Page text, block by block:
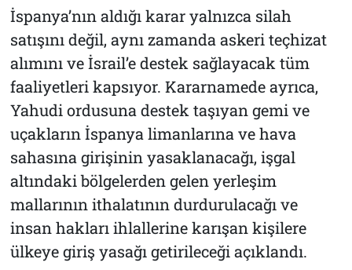
İspanya’nın aldığı karar yalnızca silah
satışını değil, aynı zamanda askeri teçhizat
alımını ve İsrail’e destek sağlayacak tüm
faaliyetleri kapsıyor. Kararnamede ayrıca,
Yahudi ordusuna destek taşıyan gemi ve
uçakların İspanya limanlarına ve hava
sahasına girişinin yasaklanacağı, işgal
altındaki bölgelerden gelen yerleşim
mallarının ithalatının durdurulacağı ve
insan hakları ihlallerine karışan kişilere
ülkeye giriş yasağı getirileceği açıklandı.